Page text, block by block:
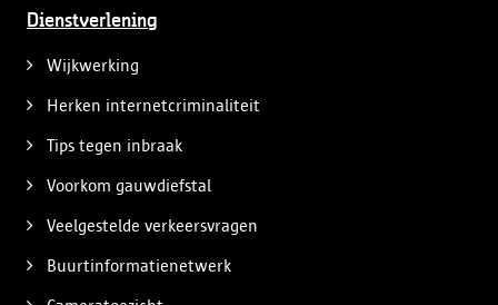
Dienstverlening
Wijkwerking
Herken internetcriminaliteit
Tips tegen inbraak
Voorkom gauwdiefstal
Veelgestelde verkeersvragen
Buurtinformatienetwerk